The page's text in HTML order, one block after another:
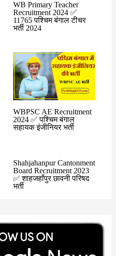
WB Primary Teacher
Recruitment 2024 ✅
11765 पश्चिम बंगाल टीचर
भर्ती 2024
WBPSC AE Recruitment
2024 ✅ पश्चिम बंगाल
सहायक इंजीनियर भर्ती
Shahjahanpur Cantonment
Board Recruitment 2023
✅ शाहजहाँपुर छावनी परिषद
भर्ती